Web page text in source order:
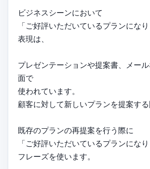
ビジネスシーンにおいて
「ご好評いただいているプランにな
表現は、
プレゼンテーションや提案書、メー
面で
使われています。
顧客に対して新しいプランを提案する
既存のプランの再提案を行う際に
「ご好評いただいているプランにな
フレーズを使います。